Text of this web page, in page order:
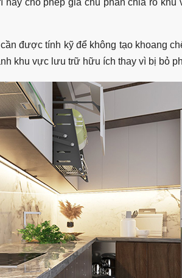
được tính kỹ để không tạo khoang
khu vực lưu trữ hữu ích thay vì bị bỏ